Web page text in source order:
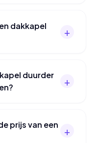
dakkapel
duurder
prijs van een